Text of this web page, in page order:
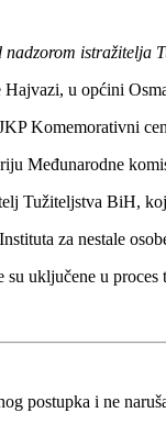
istražitelja
u općini
Komemorativni
Međunarodne
Tužiteljstva BiH,
za nestale
uključene u
postupka i ne